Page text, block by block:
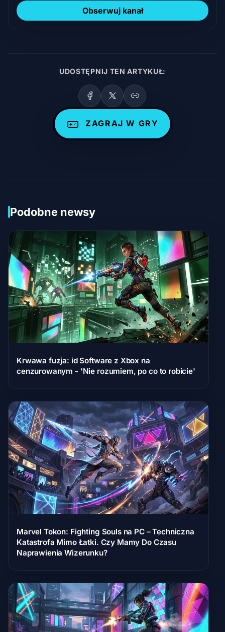
Obserwuj kanał
UDOSTĘPNIJ TEN ARTYKUŁ:
ZAGRAJ W GRY
Podobne newsy
Krwawa fuzja: id Software z Xbox na
cenzurowanym - 'Nie rozumiem, po co to robicie'
Marvel Tokon: Fighting Souls na PC – Techniczna
Katastrofa Mimo Łatki. Czy Mamy Do Czasu
Naprawienia Wizerunku?